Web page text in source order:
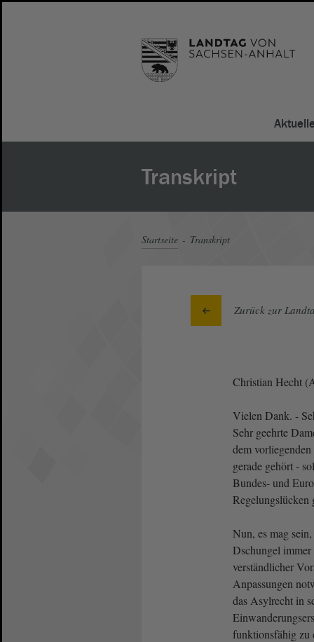
Transkript
Startseite Transkript
Zurück zur
Christian Hecht
Vielen Dank. -
Sehr geehrte
dem
gerade gehört -
Bundes- und
Regelungslücken
Nun, es mag
Dschungel
verständlicher
Anpassungen
das Asylrecht in
funktionsfähig zu